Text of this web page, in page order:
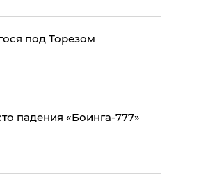
под Торезом
падения «Боинга-777»